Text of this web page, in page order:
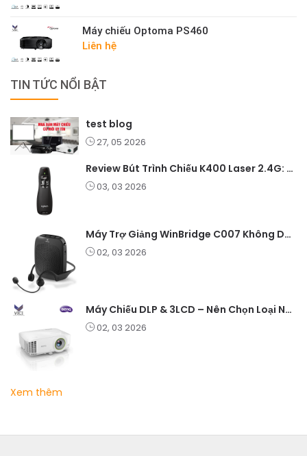
Máy chiếu Optoma PS460
Liên hệ
TIN TỨC NỔI BẬT
test blog
27, 05 2026
Review Bút Trình Chiếu K400 Laser 2.4G: Nhỏ Gọn, Ổn Định, Lý Tưởng Cho Giáo Viên Và Doanh Nghiệp
03, 03 2026
Máy Trợ Giảng WinBridge C007 Không Dây – Pin Lâu, Âm Thanh Rõ
02, 03 2026
Máy Chiếu DLP & 3LCD – Nên Chọn Loại Nào Cho Văn Phòng & Giải Trí?
02, 03 2026
Xem thêm